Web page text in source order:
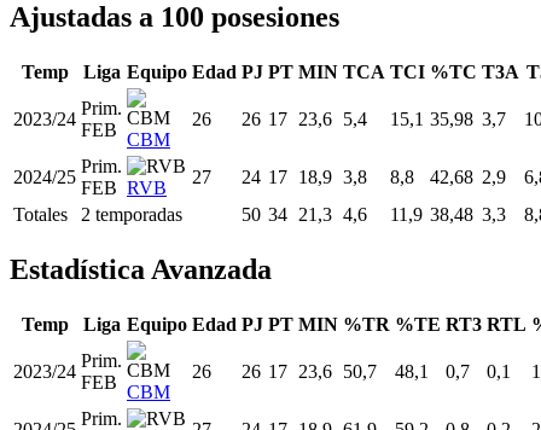
Ajustadas a 100 posesiones
Temp Liga Equipo Edad PJ PT MIN TCA TCI %TC T3A
2023/24
Prim.
FEB CBM
26 26 17 23,6 5,4 15,1 35,98 3,7
2024/25
Prim.
FEB RVB
27 24 17 18,9 3,8 8,8 42,68 2,9
Totales
2 temporadas 50 34 21,3 4,6 11,9 38,48 3,3
Estadística Avanzada
Temp Liga Equipo Edad PJ PT MIN %TR %TE RT3 RTL
2023/24
Prim.
FEB CBM
26 26 17 23,6 50,7 48,1 0,7 0,1
Prim.